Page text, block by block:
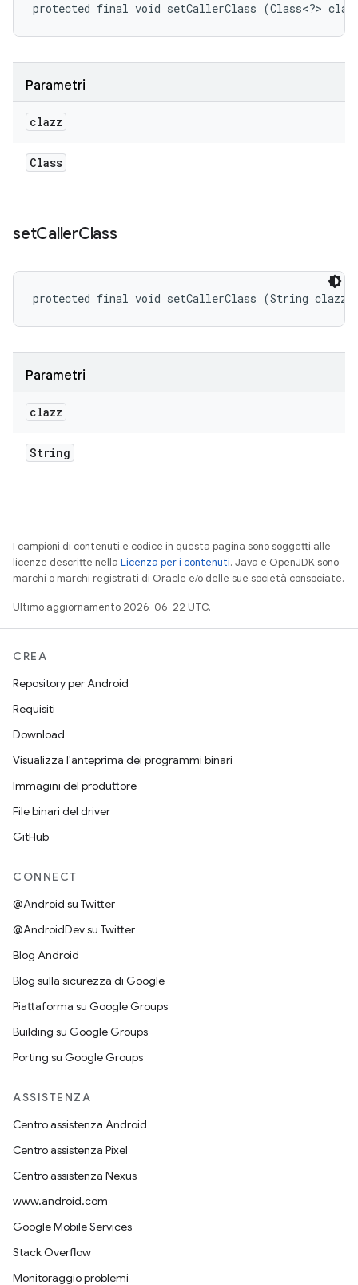
protected final void setCallerClass (Class<?>
Parametri
clazz
Class
setCallerClass
protected final void setCallerClass (String clazz)
Parametri
clazz
String
I campioni di contenuti e codice in questa pagina sono soggetti alle
licenze descritte nella Licenza per i contenuti. Java e OpenJDK sono
marchi o marchi registrati di Oracle e/o delle sue società consociate.
Ultimo aggiornamento 2026-06-22 UTC.
CREA
Repository per Android
Requisiti
Download
Visualizza l'anteprima dei programmi binari
Immagini del produttore
File binari del driver
GitHub
CONNECT
@Android su Twitter
@AndroidDev su Twitter
Blog Android
Blog sulla sicurezza di Google
Piattaforma su Google Groups
Building su Google Groups
Porting su Google Groups
ASSISTENZA
Centro assistenza Android
Centro assistenza Pixel
Centro assistenza Nexus
www.android.com
Google Mobile Services
Stack Overflow
Monitoraggio problemi